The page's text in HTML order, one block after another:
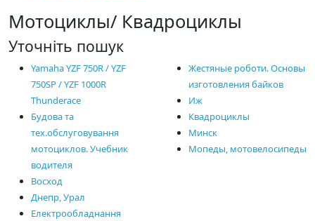
Мотоциклы/ Квадроциклы
Уточніть пошук
Yamaha YZF 750R / YZF
750SP / YZF 1000R
Thunderace
Будова та
тех.обслуговування
мотоциклов. Учебник
водителя
Восход
Днепр, Урал
Електрообладнання
Жестяные роботи. Основы
изготовления байков
Иж
Квадроциклы
Минск
Мопеды, мотовелосипеды